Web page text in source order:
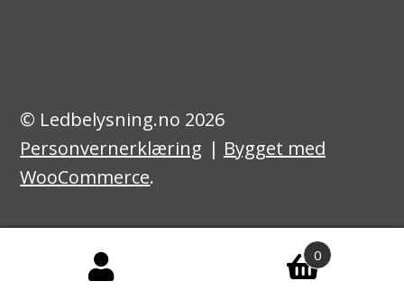
© Ledbelysning.no 2026
Personvernerklæring
Bygget med
WooCommerce.
0